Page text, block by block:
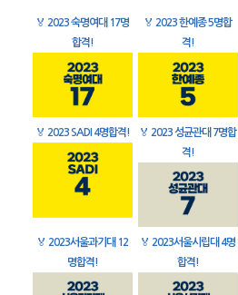
🏅 2023 숙명여대 17명
합격!
🏅 2023 한예종 5명합
격!
🏅 2023 SADI 4명합격! 🏅 2023 성균관대 7명합
격!
🏅 2023서울과기대 12
명합격!
🏅 2023서울시립대 4명
합격!